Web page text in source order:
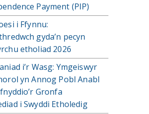
Payment (PIP)
i Ffynnu:
gyda’n pecyn
etholiad 2026
i’r Wasg: Ymgeiswyr
yn Annog Pobl Anabl
Gronfa
i Swyddi Etholedig